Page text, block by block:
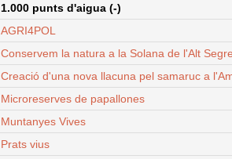
1.000 punts d'aigua (-)
AGRI4POL
Conservem la natura a la Solana de l'Alt
Creació d'una nova llacuna pel samaruc a
Microreserves de papallones
Muntanyes Vives
Prats vius